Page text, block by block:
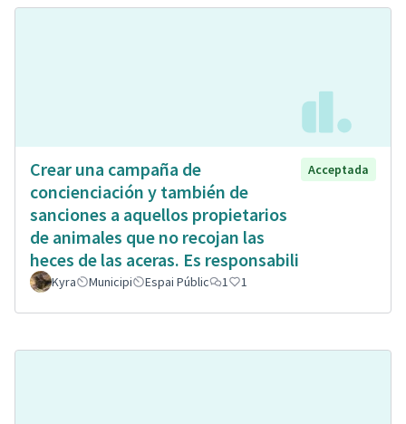
Crear una campaña de
concienciación y también de
sanciones a aquellos propietarios
de animales que no recojan las
heces de las aceras. Es responsabili
Acceptada
Kyra Municipi Espai Públic 1 1